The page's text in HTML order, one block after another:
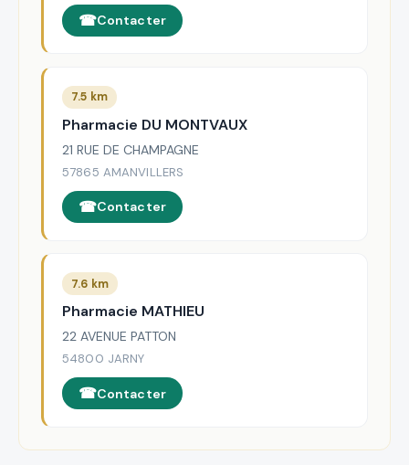
Contacter
7.5 km
Pharmacie DU MONTVAUX
21 RUE DE CHAMPAGNE
57865 AMANVILLERS
Contacter
7.6 km
Pharmacie MATHIEU
22 AVENUE PATTON
54800 JARNY
Contacter